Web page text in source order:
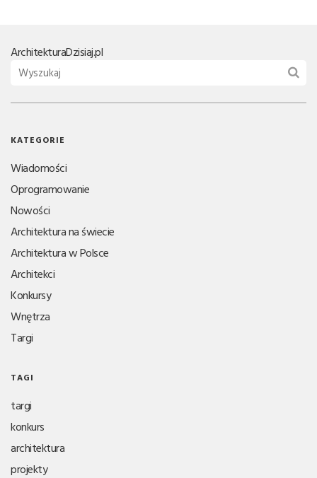
ArchitekturaDzisiaj.pl
KATEGORIE
Wiadomości
Oprogramowanie
Nowości
Architektura na świecie
Architektura w Polsce
Architekci
Konkursy
Wnętrza
Targi
TAGI
targi
konkurs
architektura
projekty